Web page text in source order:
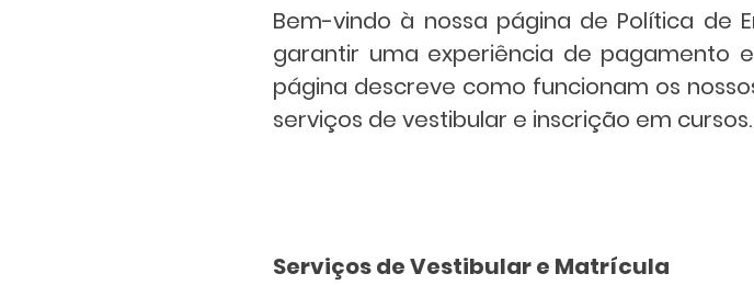
Bem-vindo à nossa página de Política de
garantir uma experiência de pagamento
página descreve como funcionam os
serviços de vestibular e inscrição em cursos.
Serviços de Vestibular e Matrícula